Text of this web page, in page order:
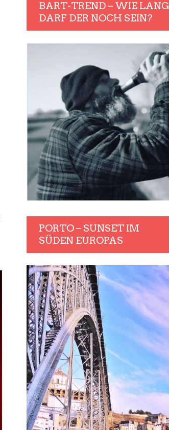
BART-TREND – WIE LANG
DARF DER NOCH SEIN?
PORTO – SUNSET IM
SÜDEN EUROPAS